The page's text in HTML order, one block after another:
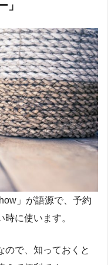
」
」が語源で、予約
に使います。
ので、知っておくと